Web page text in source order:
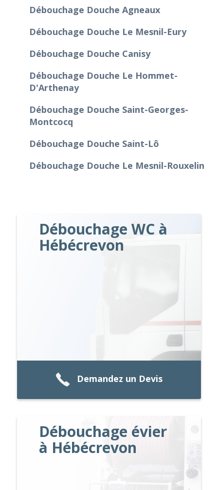
Débouchage Douche Agneaux
Débouchage Douche Le Mesnil-Eury
Débouchage Douche Canisy
Débouchage Douche Le Hommet-
D'Arthenay
Débouchage Douche Saint-Georges-
Montcocq
Débouchage Douche Saint-Lô
Débouchage Douche Le Mesnil-Rouxelin
Débouchage WC à
Hébécrevon
Demandez un Devis
Débouchage évier
à Hébécrevon